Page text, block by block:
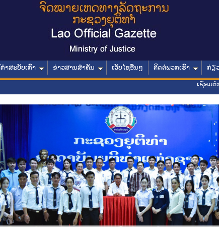
າສະບັບເກົ່າ ຂ່າວສານສໍາຄັນ ເວັບໄຊອື່ນໆ ຕິດຕໍ່ພວກເຮົາ ກ່ຽ
ເຊື່ອມ